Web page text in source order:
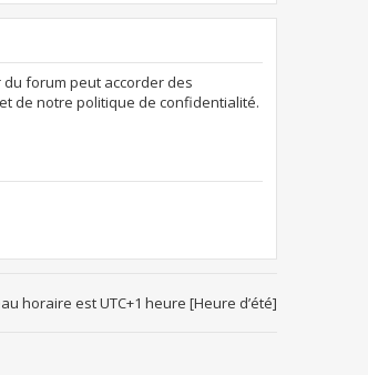
forum peut accorder des
de notre politique de confidentialité.
horaire est UTC+1 heure [Heure d’été]